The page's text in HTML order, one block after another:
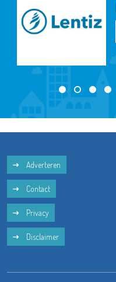
Adverteren
Contact
Privacy
Disclaimer